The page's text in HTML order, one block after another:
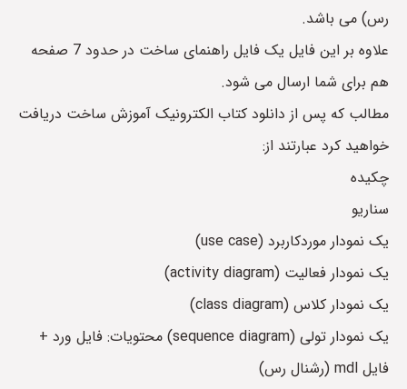
رس) می باشد.
علاوه بر این فایل یک فایل راهنمای ساخت در حدود 7 صفحه
هم برای شما ارسال می شود.
مطالب که پس از دانلود کتاب الکترونیک آموزش ساخت دریافت
خواهید کرد عبارتند از:
چکیده
سناریو
یک نمودار موردکاربرد (use case)
یک نمودار فعالیت (activity diagram)
یک نمودار کلاس (class diagram)
یک نمودار تولی (sequence diagram) محتویات: فایل ورد +
فایل mdl (رشنال رس)